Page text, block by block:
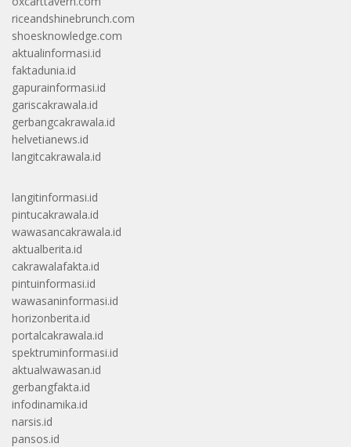
riceandshinebrunch.com
shoesknowledge.com
aktualinformasi.id
faktadunia.id
gapurainformasi.id
gariscakrawala.id
gerbangcakrawala.id
helvetianews.id
langitcakrawala.id
langitinformasi.id
pintucakrawala.id
wawasancakrawala.id
aktualberita.id
cakrawalafakta.id
pintuinformasi.id
wawasaninformasi.id
horizonberita.id
portalcakrawala.id
spektruminformasi.id
aktualwawasan.id
gerbangfakta.id
infodinamika.id
narsis.id
pansos.id